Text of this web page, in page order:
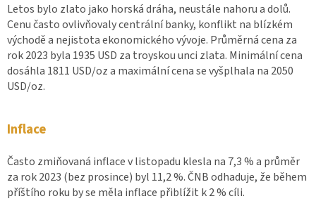
Letos bylo zlato jako horská dráha, neustále nahoru a dolů.
Cenu často ovlivňovaly centrální banky, konflikt na blízkém
východě a nejistota ekonomického vývoje. Průměrná cena za
rok 2023 byla 1935 USD za troyskou unci zlata. Minimální cena
dosáhla 1811 USD/oz a maximální cena se vyšplhala na 2050
USD/oz.
Inflace
Často zmiňovaná inflace v listopadu klesla na 7,3 % a průměr
za rok 2023 (bez prosince) byl 11,2 %. ČNB odhaduje, že během
příštího roku by se měla inflace přiblížit k 2 % cíli.